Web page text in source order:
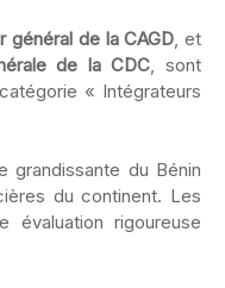
général de la CAGD, et
de la CDC, sont
« Intégrateurs
grandissante du Bénin
du continent. Les
évaluation rigoureuse